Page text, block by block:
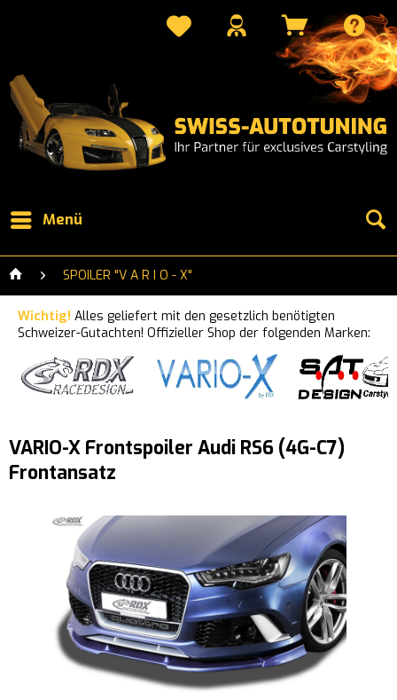
Menü
SPOILER "V A R I O - X"
Wichtig! Alles geliefert mit den gesetzlich benötigten
Schweizer-Gutachten! Offizieller Shop der folgenden Marken:
VARIO-X Frontspoiler Audi RS6 (4G-C7)
Frontansatz